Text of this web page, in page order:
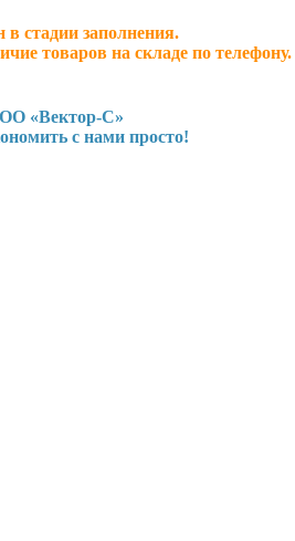
заполнения.
товаров на складе по
С»
нами просто!